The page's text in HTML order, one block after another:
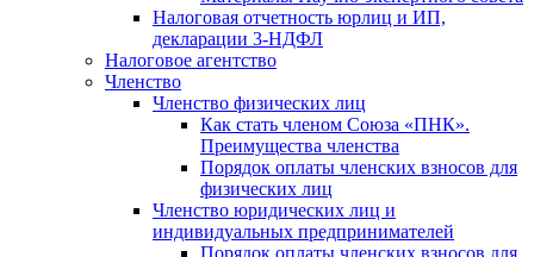
Налоговая отчетность юрлиц и ИП,
декларации 3-НДФЛ
Налоговое агентство
Членство
Членство физических лиц
Как стать членом Союза «ПНК».
Преимущества членства
Порядок оплаты членских взносов для
физических лиц
Членство юридических лиц и
индивидуальных предпринимателей
Порядок оплаты членских взносов для